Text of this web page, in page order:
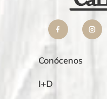
Conócenos
I+D